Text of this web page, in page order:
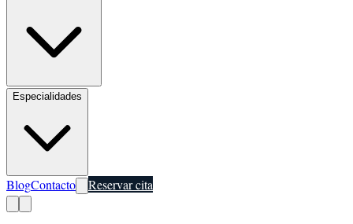
Especialidades
BlogContacto Reservar cita